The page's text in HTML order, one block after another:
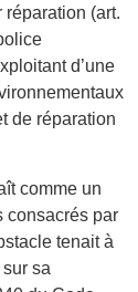
(art.
d’une
de réparation
comme un
consacrés par
tenait à
sa